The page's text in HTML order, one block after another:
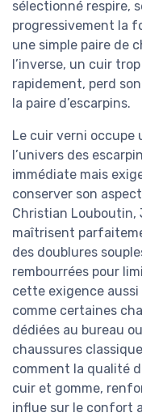
sélectionné respire,
progressivement la
une simple paire de
l’inverse, un cuir
rapidement, perd
la paire d’escarpins.
Le cuir verni occupe
l’univers des
immédiate mais
conserver son
Christian Louboutin,
maîtrisent
des doublures
rembourrées pour
cette exigence aussi
comme certaines
dédiées au bureau
chaussures
comment la qualité
cuir et gomme,
influe sur le confort